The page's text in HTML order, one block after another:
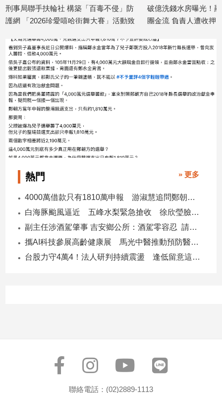
影
音
區
合
作
媒
體
投
觀
點】
刑事局聯手扶輪社 構築「百毒不侵」防
護網 「2026珍愛嘻哈街舞大賽」活動致
2026/07/31
破億洗錢水房曝光！
團金流 負責人遭收押
熱門 » 更多
4000萬借款只有1810萬申報 游淑慧追問鄭朝方：2190萬差額去哪了
白海豚颱風逼近 五峰水梨緊急搶收 徐欣瑩臉書急呼「搶救五峰水梨」
副主任涉酒駕肇事 吉安鄉公所：酒駕零容忍 請辭獲准
攜AI科技參展高齡健康展 馬光中醫推動預防醫學迎接長壽新經濟
台股力守4萬4！法人研判持續震盪 逢低留意這些族群
聯絡電話：(02)2889-1113